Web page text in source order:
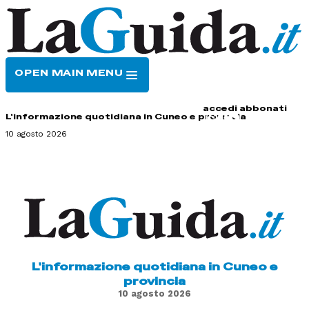
OPEN MAIN MENU
accedi abbonati
L'informazione quotidiana in Cuneo e provincia
10 agosto 2026
L'informazione quotidiana in Cuneo e
provincia
10 agosto 2026